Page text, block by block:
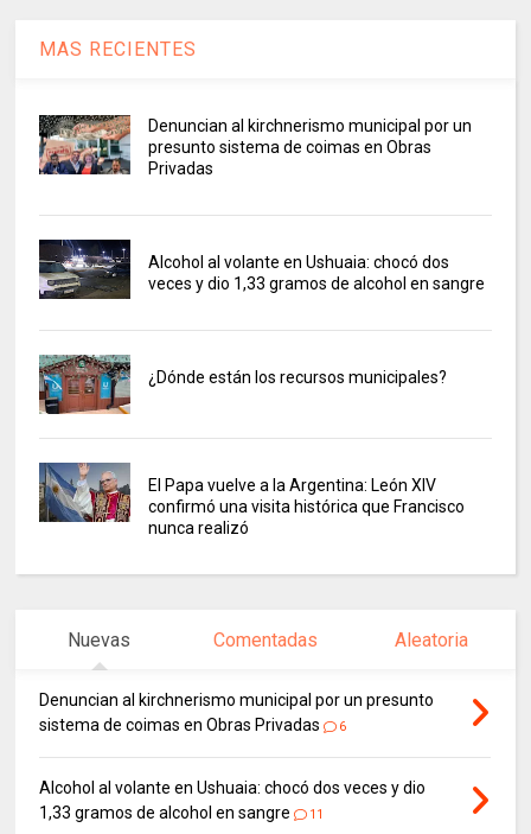
MAS RECIENTES
Denuncian al kirchnerismo municipal por un
presunto sistema de coimas en Obras
Privadas
Alcohol al volante en Ushuaia: chocó dos
veces y dio 1,33 gramos de alcohol en sangre
¿Dónde están los recursos municipales?
El Papa vuelve a la Argentina: León XIV
confirmó una visita histórica que Francisco
nunca realizó
Nuevas Comentadas Aleatoria
Denuncian al kirchnerismo municipal por un presunto
sistema de coimas en Obras Privadas
6
Alcohol al volante en Ushuaia: chocó dos veces y dio
1,33 gramos de alcohol en sangre
11